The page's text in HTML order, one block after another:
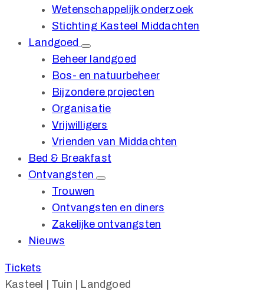
Wetenschappelijk onderzoek
Stichting Kasteel Middachten
Landgoed
Beheer landgoed
Bos- en natuurbeheer
Bijzondere projecten
Organisatie
Vrijwilligers
Vrienden van Middachten
Bed & Breakfast
Ontvangsten
Trouwen
Ontvangsten en diners
Zakelijke ontvangsten
Nieuws
Tickets
Kasteel | Tuin | Landgoed